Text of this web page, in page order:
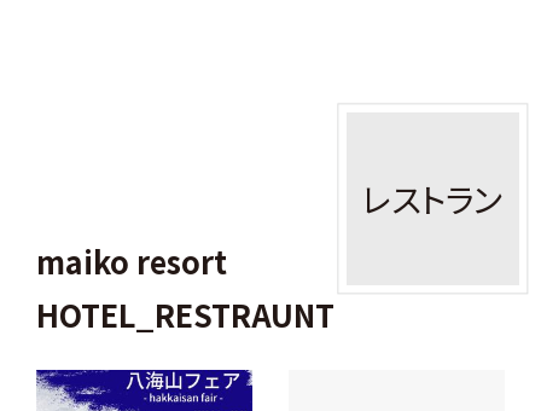
レストラン
maiko resort
HOTEL_RESTRAUNT